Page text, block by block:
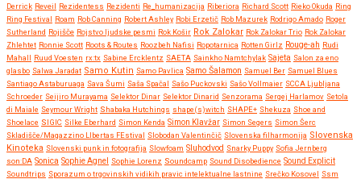
Derrick Reveil Rezidentess Rezidenti Re_humanizacija Riberiora Richard Scott Rieko Okuda Ring
Ring Festival Roam Rob Canning Robert Ashley Robi Erzetič Rob Mazurek Rodrigo Amado Roger
Sutherland Rojišče Rojstvo ljudske pesmi Rok Košir Rok Zalokar Rok Zalokar Trio Rok Zalokar
Zhlehtet Ronnie Scott Roots & Routes Roozbeh Nafisi Ropotarnica Rotten Girlz Rouge-ah Rudi
Mahall Ruud Voesten rx:tx Sabine Ercklentz SAETA Sainkho Namtchylak Sajeta Salon za eno
glasbo Salwa Jaradat Samo Kutin Samo Pavlica Samo Šalamon Samuel Ber Samuel Blues
Santiago Astaburuaga Sava Šumi Saša Spačal Sašo Puckovski Sašo Vollmaier SCCA Ljubljana
Schroeder Seijiro Murayama Selektor Dinar Selektor Dinarid Senzorama Sergej Harlamov Setola
di Maiale Seymour Wright Shabaka Hutchings shape(s)witch SHAPE+ Shekuza Shoe and
Shoelace SIGIC Silke Eberhard Simon Kenda Simon Klavžar Simon Segers Simon Šerc
Skladišče/Magazzino LIbertas FEstival Slobodan Valentinčič Slovenska filharmonija Slovenska
Kinoteka Slovenski punk in fotografija Slowfoam Sluhodvod Snarky Puppy Sofia Jernberg
son:DA Sonica Sophie Agnel Sophie Lorenz Soundcamp Sound Disobedience Sound Explicit
Soundtrips Sporazum o trgovinskih vidikih pravic intelektualne lastnine Srečko Kosovel Ssm